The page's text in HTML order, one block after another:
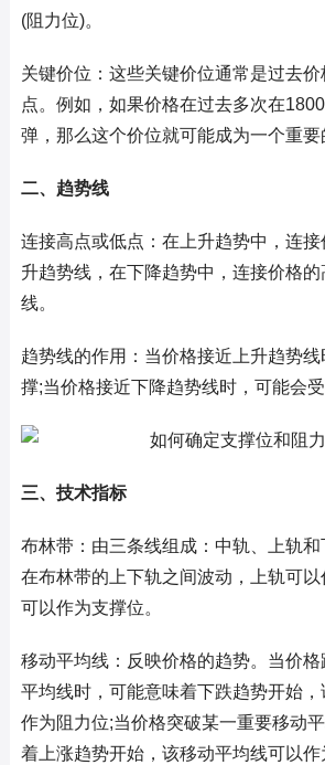
(阻力位)。
关键价位：这些关键价位通常是过去
点。例如，如果价格在过去多次在
弹，那么这个价位就可能成为一个重要
二、趋势线
连接高点或低点：在上升趋势中，连
升趋势线，在下降趋势中，连接价格
线。
趋势线的作用：当价格接近上升趋势
撑;当价格接近下降趋势线时，可能会受
三、技术指标
布林带：由三条线组成：中轨、上轨
在布林带的上下轨之间波动，上轨可
可以作为支撑位。
移动平均线：反映价格的趋势。当价
平均线时，可能意味着下跌趋势开始
作为阻力位;当价格突破某一重要移动
着上涨趋势开始，该移动平均线可以作